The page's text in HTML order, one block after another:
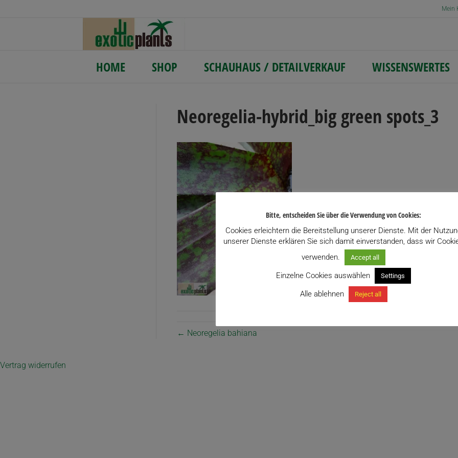
Mein
HOME SHOP SCHAUHAUS / DETAILVERKAUF WISSENSWERTES
Neoregelia-hybrid_big green spots_3
← Neoregelia bahiana
Vertrag widerrufen
Bitte, entscheiden Sie über die Verwendung von Cookies:
Cookies erleichtern die Bereitstellung unserer Dienste. Mit der
unserer Dienste erklären Sie sich damit einverstanden, dass wir
verwenden.
Accept all
Einzelne Cookies auswählen Settings
Alle ablehnen Reject all